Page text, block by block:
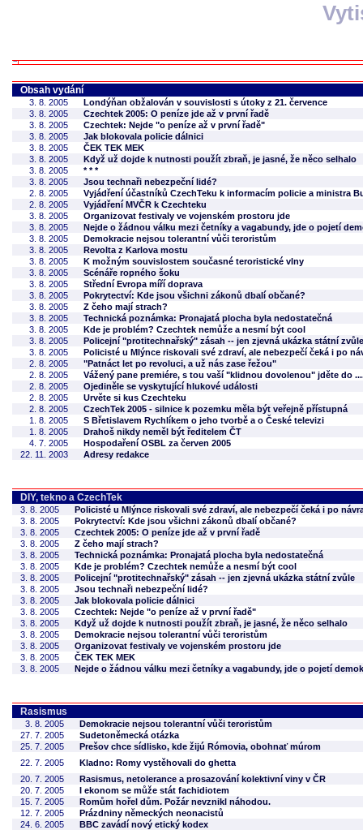
Obsah vydání
3. 8. 2005
Londýňan obžalován v souvislosti s útoky z 21. července
3. 8. 2005
Czechtek 2005: O peníze jde až v první řadě
3. 8. 2005
Czechtek: Nejde "o peníze až v první řadě"
3. 8. 2005
Jak blokovala policie dálnici
3. 8. 2005
ČEK TEK MEK
3. 8. 2005
Když už dojde k nutnosti použít zbraň, je jasné, že něco selhalo
3. 8. 2005
* * *
3. 8. 2005
Jsou technaři nebezpeční lidé?
2. 8. 2005
Vyjádření účastníků CzechTeku k informacím policie a ministra
2. 8. 2005
Vyjádření MVČR k Czechteku
3. 8. 2005
Organizovat festivaly ve vojenském prostoru jde
3. 8. 2005
Nejde o žádnou válku mezi četníky a vagabundy, jde o pojetí
3. 8. 2005
Demokracie nejsou tolerantní vůči teroristům
3. 8. 2005
Revolta z Karlova mostu
3. 8. 2005
K možným souvislostem současné teroristické vlny
3. 8. 2005
Scénáře ropného šoku
3. 8. 2005
Střední Evropa míří doprava
3. 8. 2005
Pokrytectví: Kde jsou všichni zákonů dbalí občané?
3. 8. 2005
Z čeho mají strach?
3. 8. 2005
Technická poznámka: Pronajatá plocha byla nedostatečná
3. 8. 2005
Kde je problém? Czechtek nemůže a nesmí být cool
3. 8. 2005
Policejní "protitechnařský" zásah -- jen zjevná ukázka státní zvůle
3. 8. 2005
Policisté u Mlýnce riskovali své zdraví, ale nebezpečí čeká i po
2. 8. 2005
"Patnáct let po revoluci, a už nás zase řežou"
2. 8. 2005
Vážený pane premiére, s tou vaší "klidnou dovolenou" jděte do
2. 8. 2005
Ojediněle se vyskytující hlukové události
2. 8. 2005
Urvěte si kus Czechteku
2. 8. 2005
CzechTek 2005 - silnice k pozemku měla být veřejně přístupná
1. 8. 2005
S Břetislavem Rychlíkem o jeho tvorbě a o České televizi
1. 8. 2005
Drahoš nikdy neměl být ředitelem ČT
4. 7. 2005
Hospodaření OSBL za červen 2005
22. 11. 2003
Adresy redakce
DIY, tekno a CzechTek
3. 8. 2005
Policisté u Mlýnce riskovali své zdraví, ale nebezpečí čeká i po
3. 8. 2005
Pokrytectví: Kde jsou všichni zákonů dbalí občané?
3. 8. 2005
Czechtek 2005: O peníze jde až v první řadě
3. 8. 2005
Z čeho mají strach?
3. 8. 2005
Technická poznámka: Pronajatá plocha byla nedostatečná
3. 8. 2005
Kde je problém? Czechtek nemůže a nesmí být cool
3. 8. 2005
Policejní "protitechnařský" zásah -- jen zjevná ukázka státní zvůle
3. 8. 2005
Jsou technaři nebezpeční lidé?
3. 8. 2005
Jak blokovala policie dálnici
3. 8. 2005
Czechtek: Nejde "o peníze až v první řadě"
3. 8. 2005
Když už dojde k nutnosti použít zbraň, je jasné, že něco selhalo
3. 8. 2005
Demokracie nejsou tolerantní vůči teroristům
3. 8. 2005
Organizovat festivaly ve vojenském prostoru jde
3. 8. 2005
ČEK TEK MEK
3. 8. 2005
Nejde o žádnou válku mezi četníky a vagabundy, jde o pojetí
Rasismus
3. 8. 2005
Demokracie nejsou tolerantní vůči teroristům
27. 7. 2005
Sudetoněmecká otázka
25. 7. 2005
Prešov chce sídlisko, kde žijú Rómovia, obohnať múrom
22. 7. 2005
Kladno: Romy vystěhovali do ghetta
20. 7. 2005
Rasismus, netolerance a prosazování kolektivní viny v ČR
20. 7. 2005
I ekonom se může stát fachidiotem
15. 7. 2005
Romům hořel dům. Požár nevznikl náhodou.
12. 7. 2005
Prázdniny německých neonacistů
24. 6. 2005
BBC zavádí nový etický kodex